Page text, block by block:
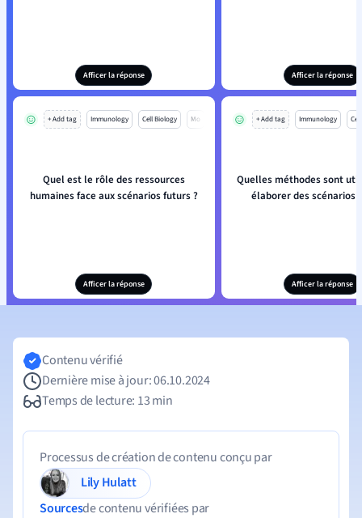
Afficer la réponse Afficer la réponse
+ Add tag Immunology Cell Biology Mo
Quel est le rôle des ressources
humaines face aux scénarios futurs ?
Afficer la réponse
+ Add tag Immunology
Quelles méthodes sont
élaborer des scénarios
Afficer la réponse
Contenu vérifié
Dernière mise à jour: 06.10.2024
Temps de lecture: 13 min
Processus de création de contenu conçu par
Lily Hulatt
Sourcesde contenu vérifiées par